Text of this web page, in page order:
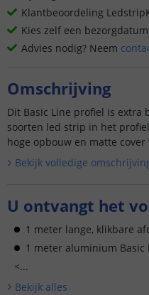
Klantbeoordeling
Kies zelf een
Advies nodig? Neem
Omschrijving
Dit Basic Line profiel is extra
soorten led strip in het
hoge opbouw en matte cover
Bekijk volledige
U ontvangt het
1 meter lange, klikbare
1 meter aluminium Basic
<...
Bekijk alles